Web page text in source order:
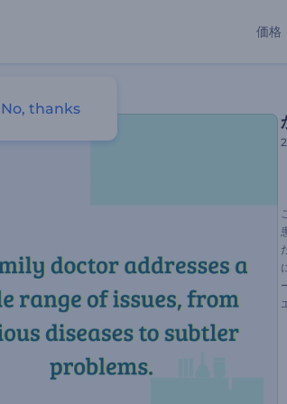
価格
No, thanks